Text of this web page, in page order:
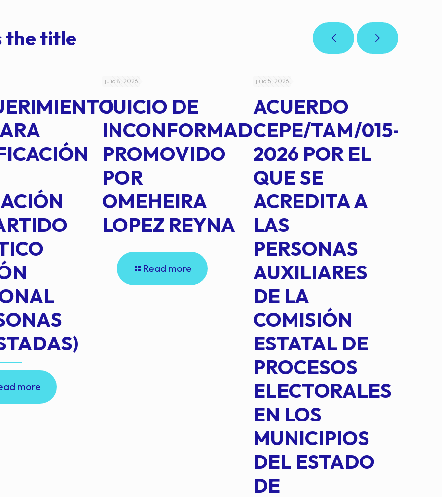
the title
more
julio 8, 2026
JUICIO DE
INCONFORMAD
PROMOVIDO
POR
OMEHEIRA
LOPEZ REYNA
Read more
julio 5, 2026
ACUERDO
CEPE/TAM/015-
2026 POR EL
QUE SE
ACREDITA A
LAS
PERSONAS
AUXILIARES
DE LA
COMISIÓN
ESTATAL DE
PROCESOS
ELECTORALES
EN LOS
MUNICIPIOS
DEL ESTADO
DE